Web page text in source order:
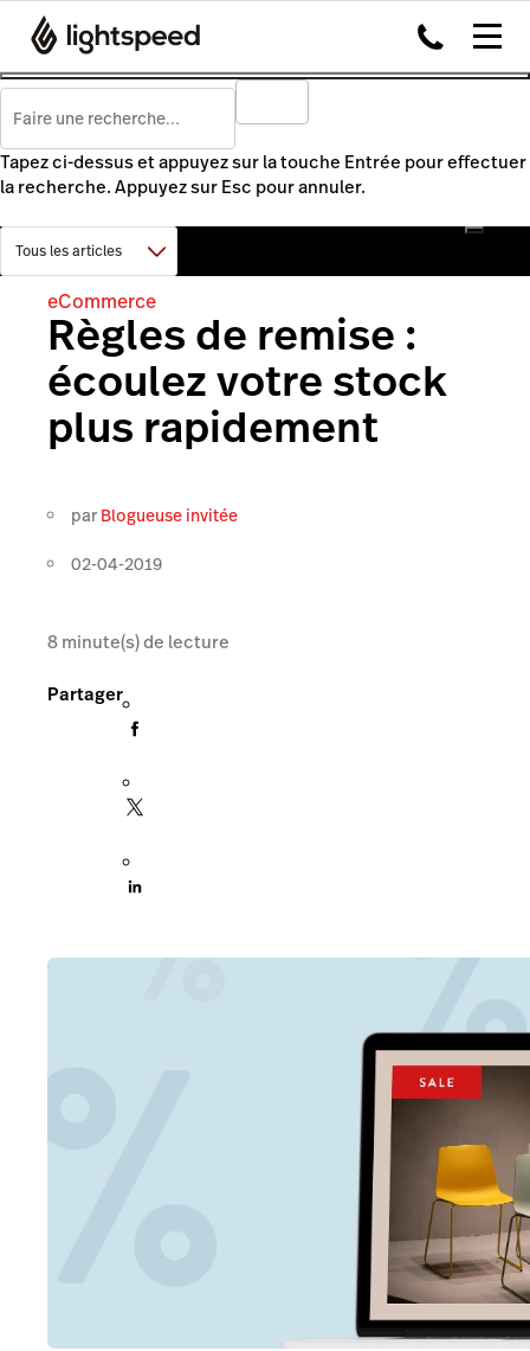
Tapez ci-dessus et appuyez sur la touche Entrée pour effectuer
la recherche. Appuyez sur Esc pour annuler.
eCommerce
Règles de remise :
écoulez votre stock
plus rapidement
par Blogueuse invitée
02-04-2019
8minute(s) de lecture
Partager